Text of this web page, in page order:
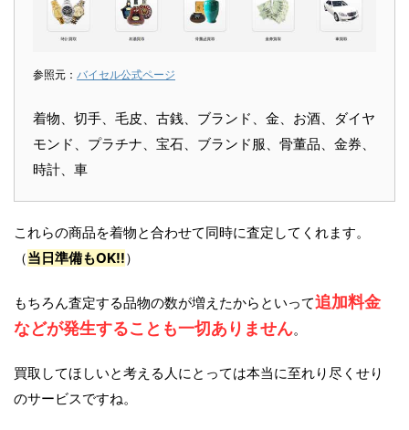
参照元： バイセル公式ページ
着物、切手、毛皮、古銭、ブランド、金、お酒、ダイヤ
モンド、プラチナ、宝石、ブランド服、骨董品、金券、
時計、車
これらの商品を着物と合わせて同時に査定してくれます。
（当日準備もOK!!）
もちろん査定する品物の数が増えたからといって追加料金
などが発生することも一切ありません。
買取してほしいと考える人にとっては本当に至れり尽くせり
のサービスですね。